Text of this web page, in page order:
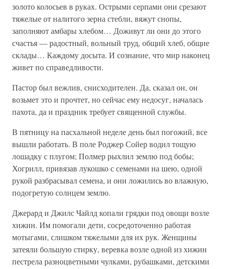
золото колосьев в руках. Острыми серпами они срезают
тяжелые от налитого зерна стебли, вяжут снопы,
заполняют амбары хлебом… Доживут ли они до этого
счастья — радостный, вольный труд, общий хлеб, общие
склады… Каждому досыта. И сознание, что мир наконец
живет по справедливости.
Пастор был вежлив, снисходителен. Да, сказал он, он
возьмет это и прочтет, но сейчас ему недосуг, началась
пахота, да и праздник требует священной службы.
В пятницу на пасхальной неделе день был погожий, все
вышли работать. В поле Роджер Сойер водил тощую
лошадку с плугом; Полмер рыхлил землю под бобы;
Хогрилл, привязав лукошко с семенами на шею, одной
рукой разбрасывал семена, и они ложились во влажную,
подогретую солнцем землю.
Джерард и Джилс Чайлд копали грядки под овощи возле
хижин. Им помогали дети, сосредоточенно работая
мотыгами, слишком тяжелыми для их рук. Женщины
затеяли большую стирку, веревка возле одной из хижин
пестрела разноцветными чулками, рубашками, детскими